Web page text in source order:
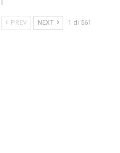
PREV NEXT 1 di 561